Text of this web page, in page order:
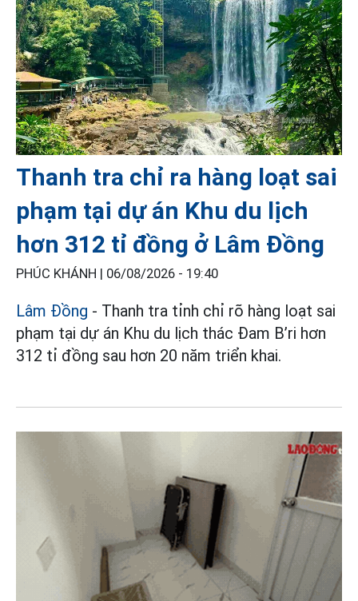
Thanh tra chỉ ra hàng loạt sai
phạm tại dự án Khu du lịch
hơn 312 tỉ đồng ở Lâm Đồng
PHÚC KHÁNH | 06/08/2026 - 19:40
Lâm Đồng - Thanh tra tỉnh chỉ rõ hàng loạt sai
phạm tại dự án Khu du lịch thác Đam B’ri hơn
312 tỉ đồng sau hơn 20 năm triển khai.